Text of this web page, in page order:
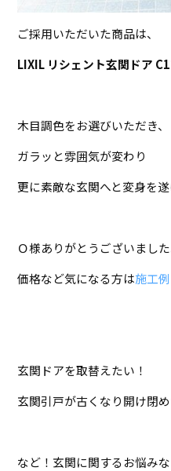
ご採用いただいた商品は、
LIXIL リシェント玄関ドア
木目調色をお選びいただき、
ガラッと雰囲気が変わり
更に素敵な玄関へと変身を
Ｏ様ありがとうございました
価格など気になる方は施工
玄関ドアを取替えたい！
玄関引戸が古くなり開け閉
など！玄関に関するお悩みな